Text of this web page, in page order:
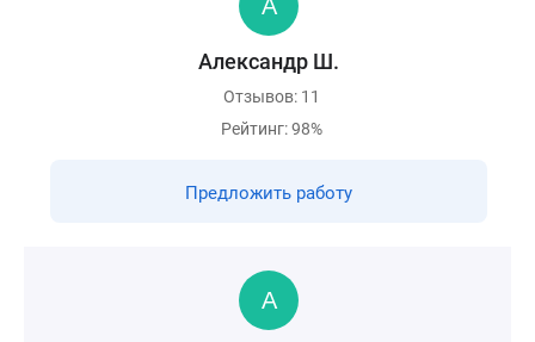
Александр Ш.
Отзывов: 11
Рейтинг: 98%
Предложить работу